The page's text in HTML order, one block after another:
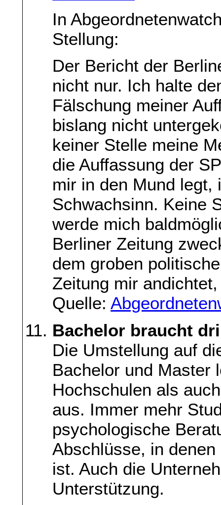
In
Stellung:
Der Bericht der
nicht nur. Ich halte
Fälschung meiner
bislang nicht
keiner Stelle meine
die Auffassung der
mir in den Mund legt,
Schwachsinn. Keine
werde mich
Berliner Zeitung
dem groben
Zeitung mir
Quelle:
Bachelor braucht
Die Umstellung auf
Bachelor und Master
Hochschulen als
aus. Immer mehr
psychologische
Abschlüsse, in
ist. Auch die
Unterstützung.